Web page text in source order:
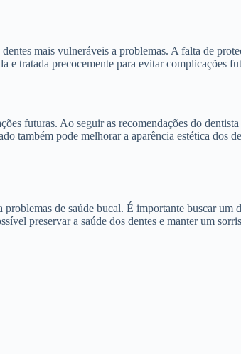
mais vulneráveis a problemas. A falta de
e tratada precocemente para evitar complicações
futuras. Ao seguir as recomendações do
também pode melhorar a aparência estética dos
de saúde bucal. É importante buscar um
preservar a saúde dos dentes e manter um